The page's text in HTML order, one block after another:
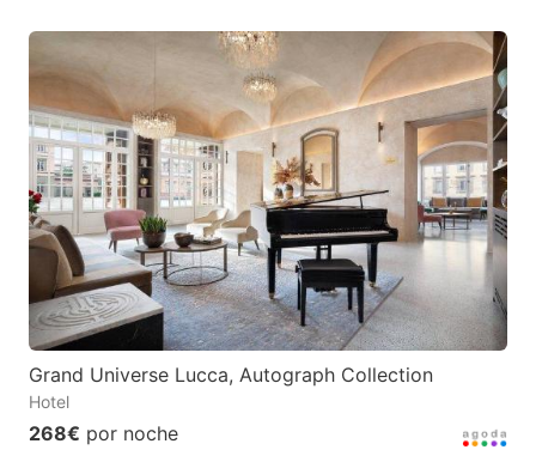
Grand Universe Lucca, Autograph Collection
Hotel
268€ por noche